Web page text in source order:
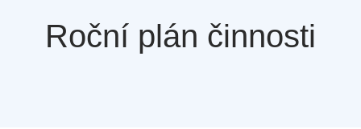
Roční plán činnosti